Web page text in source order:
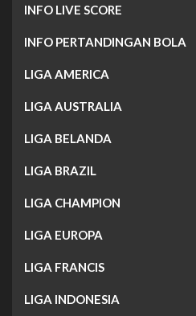
INFO LIVE SCORE
INFO PERTANDINGAN BOLA
LIGA AMERICA
LIGA AUSTRALIA
LIGA BELANDA
LIGA BRAZIL
LIGA CHAMPION
LIGA EUROPA
LIGA FRANCIS
LIGA INDONESIA